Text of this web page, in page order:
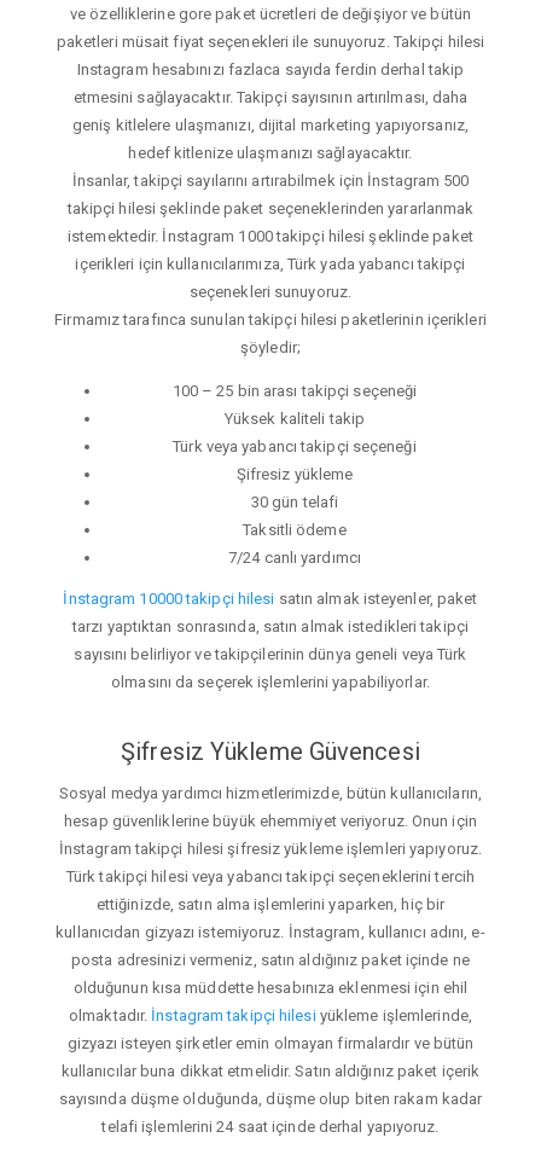
ve özelliklerine gore paket ücretleri de değişiyor ve bütün
paketleri müsait fiyat seçenekleri ile sunuyoruz. Takipçi hilesi
Instagram hesabınızı fazlaca sayıda ferdin derhal takip
etmesini sağlayacaktır. Takipçi sayısının artırılması, daha
geniş kitlelere ulaşmanızı, dijital marketing yapıyorsanız,
hedef kitlenize ulaşmanızı sağlayacaktır.
İnsanlar, takipçi sayılarını artırabilmek için İnstagram 500
takipçi hilesi şeklinde paket seçeneklerinden yararlanmak
istemektedir. İnstagram 1000 takipçi hilesi şeklinde paket
içerikleri için kullanıcılarımıza, Türk yada yabancı takipçi
seçenekleri sunuyoruz.
Firmamız tarafınca sunulan takipçi hilesi paketlerinin içerikleri
şöyledir;
100 – 25 bin arası takipçi seçeneği
Yüksek kaliteli takip
Türk veya yabancı takipçi seçeneği
Şifresiz yükleme
30 gün telafi
Taksitli ödeme
7/24 canlı yardımcı
İnstagram 10000 takipçi hilesi satın almak isteyenler, paket
tarzı yaptıktan sonrasında, satın almak istedikleri takipçi
sayısını belirliyor ve takipçilerinin dünya geneli veya Türk
olmasını da seçerek işlemlerini yapabiliyorlar.
Şifresiz Yükleme Güvencesi
Sosyal medya yardımcı hizmetlerimizde, bütün kullanıcıların,
hesap güvenliklerine büyük ehemmiyet veriyoruz. Onun için
İnstagram takipçi hilesi şifresiz yükleme işlemleri yapıyoruz.
Türk takipçi hilesi veya yabancı takipçi seçeneklerini tercih
ettiğinizde, satın alma işlemlerini yaparken, hiç bir
kullanıcıdan gizyazı istemiyoruz. İnstagram, kullanıcı adını, e-
posta adresinizi vermeniz, satın aldığınız paket içinde ne
olduğunun kısa müddette hesabınıza eklenmesi için ehil
olmaktadır. İnstagram takipçi hilesiyükleme işlemlerinde,
gizyazı isteyen şirketler emin olmayan firmalardır ve bütün
kullanıcılar buna dikkat etmelidir. Satın aldığınız paket içerik
sayısında düşme olduğunda, düşme olup biten rakam kadar
telafi işlemlerini 24 saat içinde derhal yapıyoruz.